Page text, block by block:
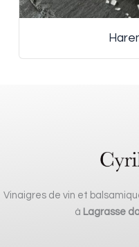
Vinaigres de vin et
à Lagrasse